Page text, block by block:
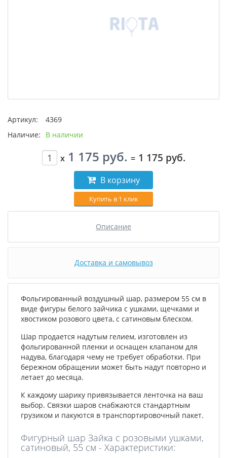
Артикул:
4369
Наличие:
В наличии
x 1 175 руб. = 1 175 руб.
В корзину
Купить в 1 клик
Описание
Доставка и самовывоз
Фольгированный воздушный шар, размером 55 см в
виде фигуры белого зайчика с ушками, щечками и
хвостиком розового цвета, с сатиновым блеском.
Шар продается надутым гелием, изготовлен из
фольгированной пленки и оснащен клапаном для
надува, благодаря чему не требует обработки. При
бережном обращении может быть надут повторно и
летает до месяца.
К каждому шарику привязывается ленточка на ваш
выбор. Связки шаров снабжаются стандартным
грузиком и пакуются в транспортировочный пакет.
Фигурный шар Зайка с розовыми ушками,
сатиновый, 55 см - Характеристики: